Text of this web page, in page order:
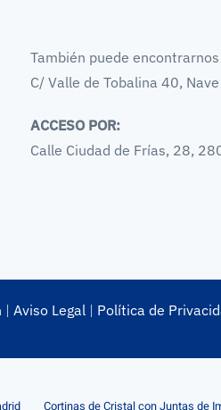
También puede
C/ Valle de Tobalina 40,
ACCESO POR:
Calle Ciudad de Frías, 28,
| Aviso Legal | Política de
Cortinas de Cristal con Juntas de